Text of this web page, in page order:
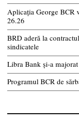
Aplicația George BCR
26.26
BRD aderă la
sindicatele
Libra Bank și-a
Programul BCR de